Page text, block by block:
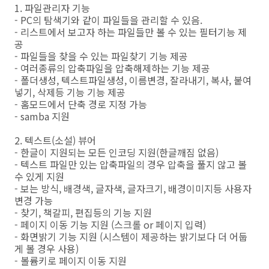
1. 파일관리자 기능
- PC의 탐색기와 같이 파일들을 관리할 수 있음.
- 리스트에서 보고자 하는 파일들만 볼 수 있는 필터기능 제
공
- 파일들을 찾을 수 있는 파일찾기 기능 제공
- 여러종류의 압축파일을 압축해제하는 기능 제공
- 폴더생성, 텍스트파일생성, 이름변경, 잘라내기, 복사, 붙여
넣기, 삭제등 기능 기능 제공
- 홈모드에서 단축 경로 지정 가능
- samba 지원
2. 텍스트(소설) 뷰어
- 한글이 지원되는 모든 인코딩 지원(한글깨짐 없음)
- 텍스트 파일만 있는 압축파일의 경우 압축을 풀지 않고 볼
수 있게 지원
- 보는 방식, 배경색, 글자색, 글자크기, 배경이미지등 사용자
변경 가능
- 찾기, 책갈피, 편집등의 기능 지원
- 페이지 이동 기능 지원 (스크롤 or 페이지 입력)
- 화면밝기 기능 지원 (시스템이 제공하는 밝기보다 더 어둡
게 볼 경우 사용)
- 볼륨키로 페이지 이동 지원